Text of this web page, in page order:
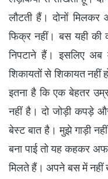
लौटती हैं। दोनों
फिक्र नहीं। बस यही
निपटाने हैं। इसलिए
शिकायतों से शिकायत नहीं
इतना है कि एक बेहतर
नहीं है। दो जोड़ी कपड़े
बेस्ट बात है। मुझे गाड़ी
बना पाई तो यह कहकर
मिलते हैं। अपने बस में नहीं